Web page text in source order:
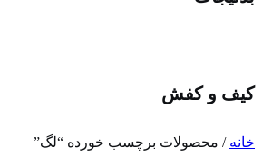
کیف و کفش
خانه / محصولات برچسب خورده “لگ”